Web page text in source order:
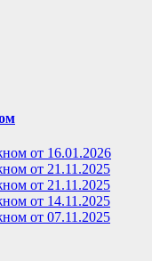
от 16.01.2026
от 21.11.2025
от 21.11.2025
от 14.11.2025
от 07.11.2025